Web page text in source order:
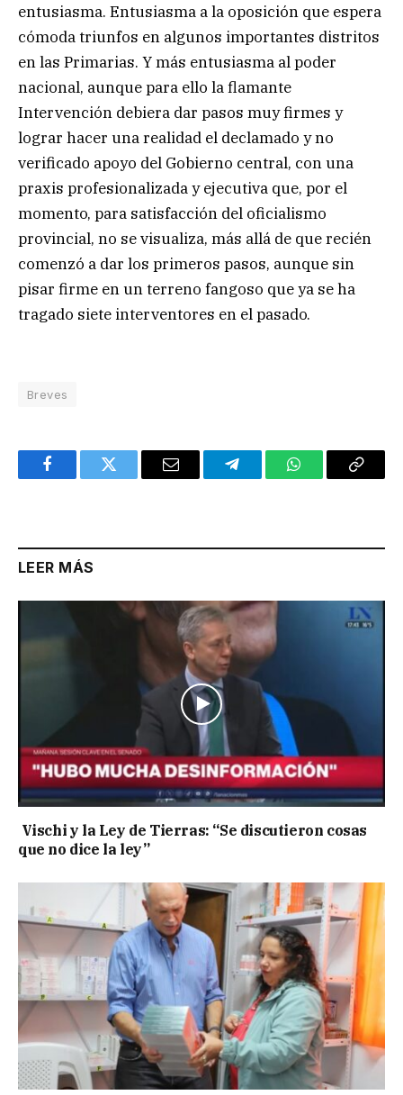
entusiasma. Entusiasma a la oposición que espera
cómoda triunfos en algunos importantes distritos
en las Primarias. Y más entusiasma al poder
nacional, aunque para ello la flamante
Intervención debiera dar pasos muy firmes y
lograr hacer una realidad el declamado y no
verificado apoyo del Gobierno central, con una
praxis profesionalizada y ejecutiva que, por el
momento, para satisfacción del oficialismo
provincial, no se visualiza, más allá de que recién
comenzó a dar los primeros pasos, aunque sin
pisar firme en un terreno fangoso que ya se ha
tragado siete interventores en el pasado.
Breves
FacebookTwitter Email TelegramWhatsAppCopy
LEER MÁS
Vischi y la Ley de Tierras: “Se discutieron cosas
que no dice la ley”